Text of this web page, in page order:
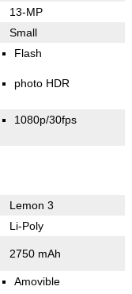
13-MP
Small
Flash
photo HDR
1080p/30fps
Lemon 3
Li-Poly
2750 mAh
Amovible